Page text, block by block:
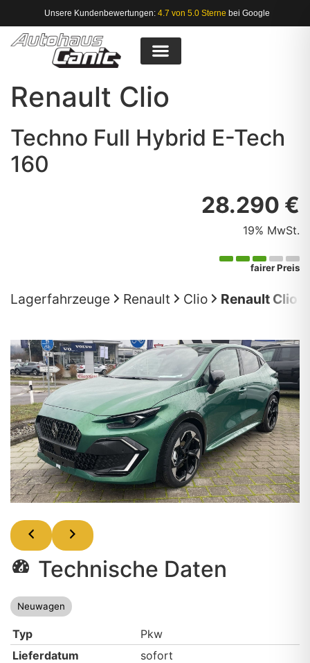
Unsere Kundenbewertungen: 4.7 von 5.0 Sterne bei Google
Renault Clio
Techno Full Hybrid E-Tech
160
28.290 €
19% MwSt.
fairer Preis
Lagerfahrzeuge Renault Clio Renault Clio
Technische Daten
Neuwagen
Typ
Pkw
Lieferdatum
sofort